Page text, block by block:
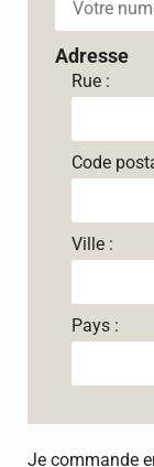
Adresse
Rue :
Code
Ville :
Pays :
Je commande